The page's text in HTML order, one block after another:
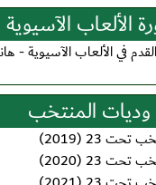
الألعاب الآسيوية
في الألعاب الآسيوية -
وديات المنتخب
23 (2019)
23 (2020)